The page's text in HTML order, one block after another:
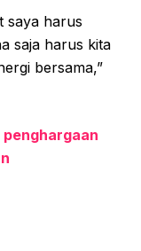
saya harus
saja harus kita
bersama,”